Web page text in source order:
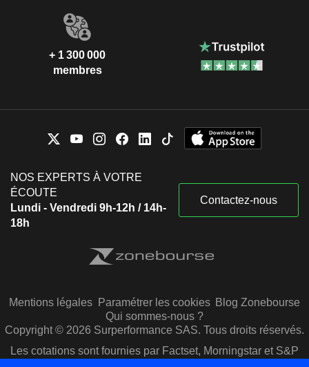
+ 1 300 000
membres
NOS EXPERTS À VOTRE
ÉCOUTE
Lundi - Vendredi 9h-12h / 14h-
18h
Contactez-nous
Mentions légales Paramétrer les cookies Blog Zonebourse
Qui sommes-nous ?
Copyright © 2026 Surperformance SAS. Tous droits réservés.
Les cotations sont fournies par Factset, Morningstar et S&P